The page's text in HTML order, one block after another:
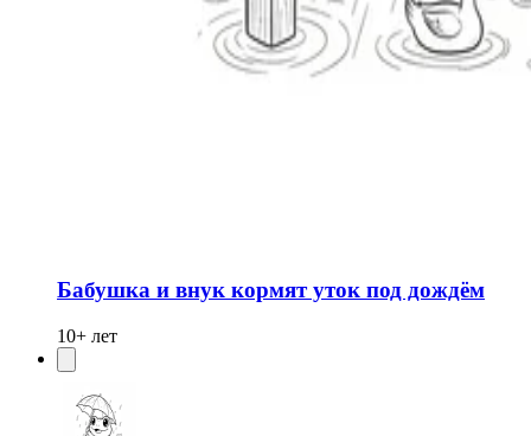
Бабушка и внук кормят уток под дождём
10+ лет